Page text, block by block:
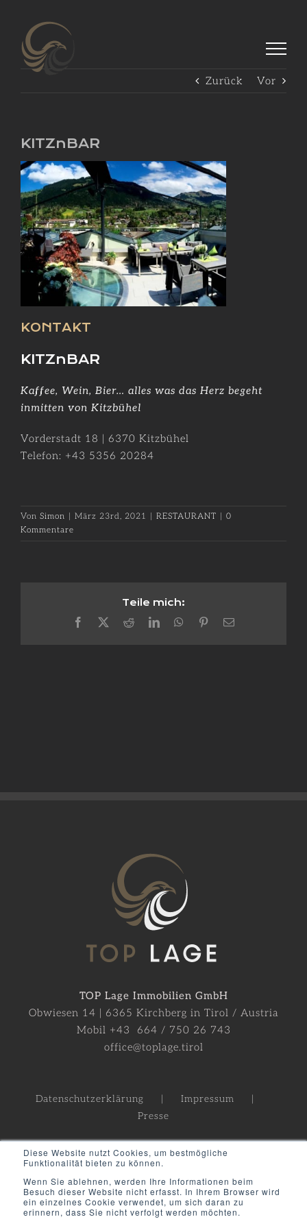
Diese Website nutzt Cookies, um bestmögliche
Funktionalität bieten zu können.
Wenn Sie ablehnen, werden Ihre Informationen beim
Besuch dieser Website nicht erfasst. In Ihrem Browser wird
ein einzelnes Cookie verwendet, um sich daran zu
erinnern, dass Sie nicht verfolgt werden möchten.
springen
Zurück Vor
KITZnBAR
KONTAKT
KITZnBAR
Kaffee, Wein, Bier… alles was das Herz begeht
inmitten von Kitzbühel
Vorderstadt 18 | 6370 Kitzbühel
Telefon: +43 5356 20284
Von Simon März 23rd, 2021 RESTAURANT
0
Kommentare
Teile mich:
Facebook RedditLinkedInWhatsApp
Pinterest
E-
TOP Lage Immobilien GmbH
Obwiesen 14 | 6365 Kirchberg in Tirol / Austria
Mobil +43 664 / 750 26 743
office@toplage.tirol
Datenschutzerklärung
Impressum
Presse
©2021| All Rights Reserved |TOPLAGE Immobilien GmbH